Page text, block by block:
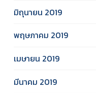
มิถุนายน 2019
พฤษภาคม 2019
เมษายน 2019
มีนาคม 2019